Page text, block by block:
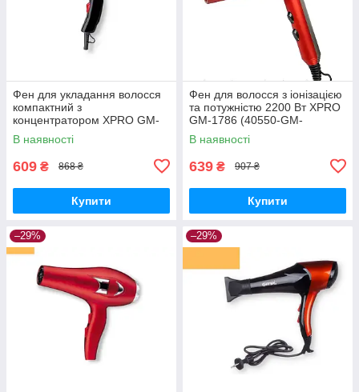
Фен для укладання волосся
компактний з
концентратором XPRO GM-
1706 чорний (GM-1706_253)
В наявності
609 ₴ 868 ₴
Купити
Фен для волосся з іонізацією
та потужністю 2200 Вт XPRO
GM-1786 (40550-GM-
1786_254)
В наявності
639 ₴ 907 ₴
Купити
–29% –29%